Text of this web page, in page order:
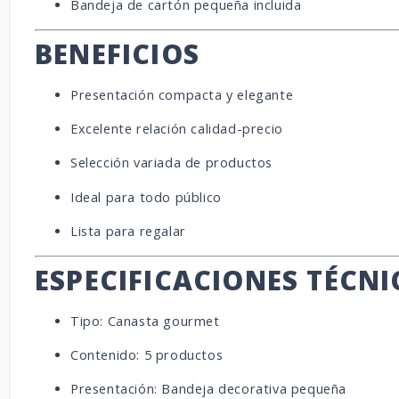
Bandeja de cartón pequeña incluida
BENEFICIOS
Presentación compacta y elegante
Excelente relación calidad-precio
Selección variada de productos
Ideal para todo público
Lista para regalar
ESPECIFICACIONES
Tipo: Canasta gourmet
Contenido: 5 productos
Presentación: Bandeja decorativa pequeña